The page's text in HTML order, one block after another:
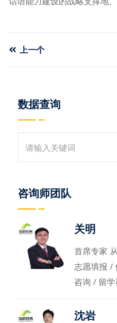
上一个
数据查询
咨询师团队
关明
首席专家
志愿填报 /
咨询 / 留
沈岩